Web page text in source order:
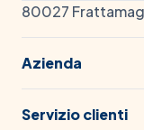
80027
Azienda
Servizio clienti